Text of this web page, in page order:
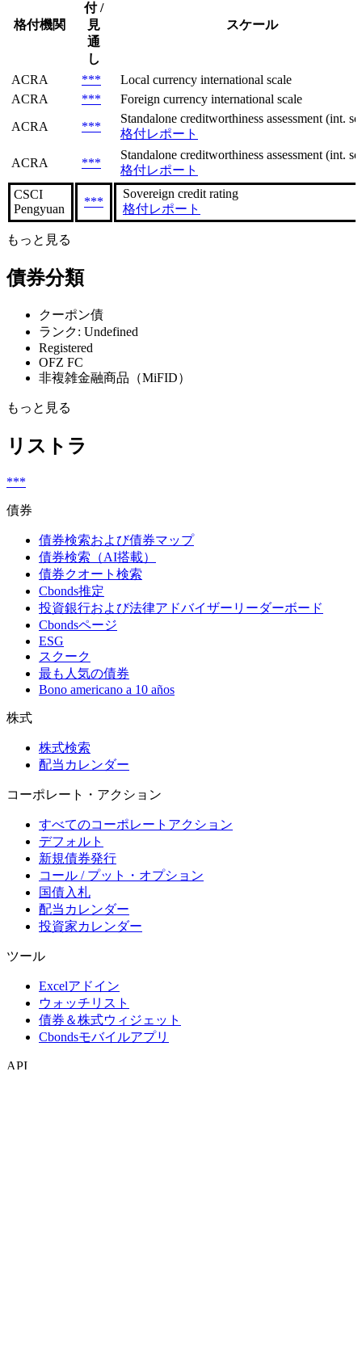
格付機関
付 /
見
通
し
スケール
ACRA ***
Local currency international scale
ACRA
***
Foreign currency international scale
ACRA
***
Standalone creditworthiness assessment (int.
格付レポート
ACRA ***
Standalone creditworthiness assessment (int.
格付レポート
CSCI
Pengyuan
***
Sovereign сredit rating
格付レポート
もっと見る
債券分類
クーポン債
ランク: Undefined
Registered
OFZ FC
非複雑金融商品（MiFID）
もっと見る
リストラ
***
債券
債券検索および債券マップ
債券検索（AI搭載）
債券クオート検索
Cbonds推定
投資銀行および法律アドバイザーリーダーボード
Cbondsページ
ESG
スクーク
最も人気の債券
Bono americano a 10 años
株式
株式検索
配当カレンダー
コーポレート・アクション
すべてのコーポレートアクション
デフォルト
新規債券発行
コール / プット・オプション
国債入札
配当カレンダー
投資家カレンダー
ツール
Excelアドイン
ウォッチリスト
債券＆株式ウィジェット
Cbondsモバイルアプリ
API